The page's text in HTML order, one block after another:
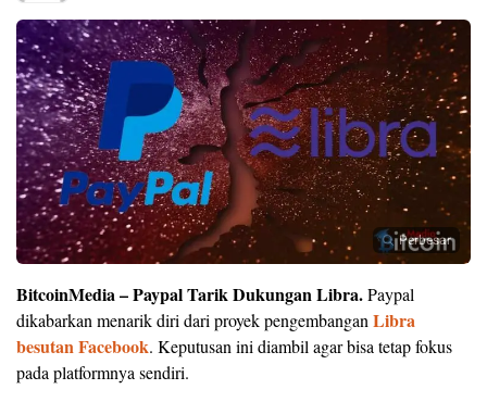
Perbesar
BitcoinMedia – Paypal Tarik Dukungan Libra.Paypal
dikabarkan menarik diri dari proyek pengembangan Libra
besutan Facebook. Keputusan ini diambil agar bisa tetap fokus
pada platformnya sendiri.